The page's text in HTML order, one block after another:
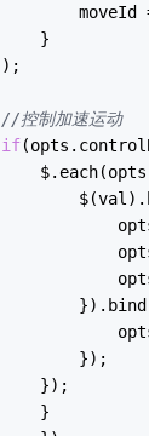
moveId
				}
			);
//控制加速运动
if
					});
				});
				}